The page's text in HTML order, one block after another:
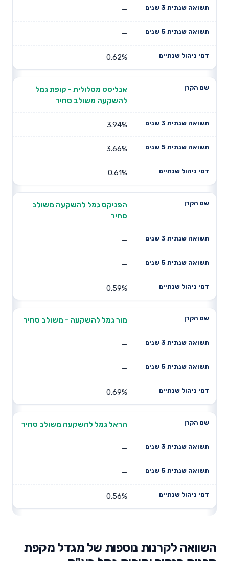
שנים
—
—
0.62%
אנליסט מסלולית - קופת גמל
להשקעה משולב סחיר
3.94%
3.66%
0.61%
הפניקס גמל להשקעה משולב
סחיר
—
—
0.59%
מור גמל להשקעה - משולב סחיר
—
—
0.69%
הראל גמל להשקעה משולב סחיר
—
—
0.56%
השוואה לקרנות נוספות של מגדל מקפת